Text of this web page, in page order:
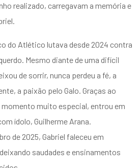
realizado, carregavam a memória e
do Atlético lutava desde 2024 contra
Mesmo diante de uma difícil
de sorrir, nunca perdeu a fé, a
a paixão pelo Galo. Graças ao
muito especial, entrou em
ídolo, Guilherme Arana.
de 2025, Gabriel faleceu em
saudades e ensinamentos